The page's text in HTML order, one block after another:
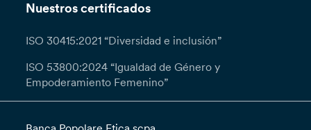
Nuestros certificados
ISO 30415:2021 “Diversidad e inclusión”
ISO 53800:2024 “Igualdad de Género y
Empoderamiento Femenino”